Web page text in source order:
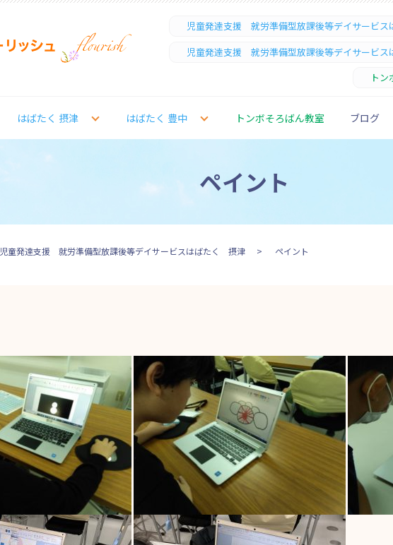
児童発達支援 就労準備型放課後等デイサービ
児童発達支援 就労準備型放課後等デイサービ
ト
はばたく 摂津 はばたく 豊中 トンボそろばん教室 ブログ
ペイント
児童発達支援 就労準備型放課後等デイサービスはばたく 摂津 ペイント